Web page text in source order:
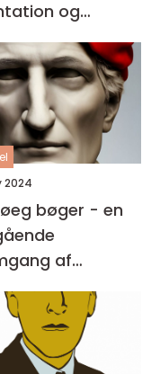
og
Gennemgang
2024
bøger - en
af